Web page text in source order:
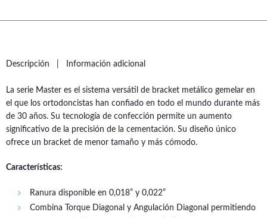
Descripción Información adicional
La serie Master es el sistema versátil de bracket metálico gemelar en
el que los ortodoncistas han confiado en todo el mundo durante más
de 30 años. Su tecnología de confección permite un aumento
significativo de la precisión de la cementación. Su diseño único
ofrece un bracket de menor tamaño y más cómodo.
Características:
Ranura disponible en 0,018” y 0,022”
Combina Torque Diagonal y Angulación Diagonal permitiendo